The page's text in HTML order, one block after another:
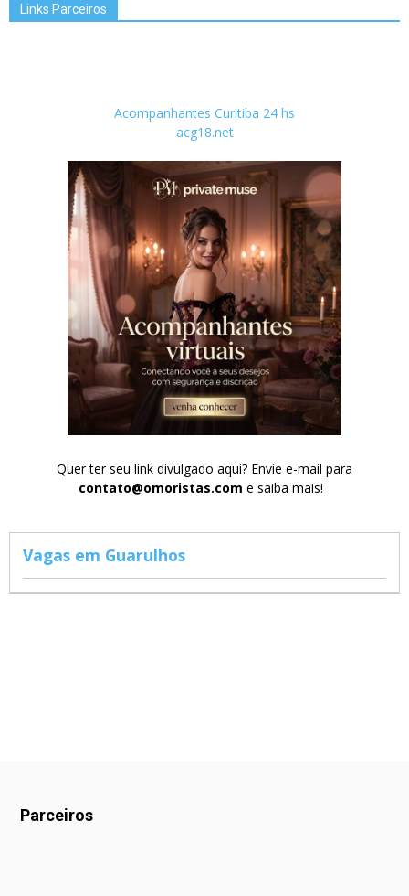
Links Parceiros
Acompanhantes Curitiba 24 hs
acg18.net
Quer ter seu link divulgado aqui? Envie e-mail para
contato@omoristas.com e saiba mais!
Vagas em Guarulhos
Parceiros